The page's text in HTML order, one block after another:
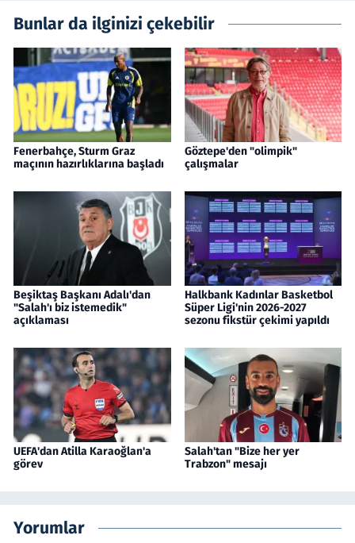
Bunlar da ilginizi çekebilir
Fenerbahçe, Sturm Graz
maçının hazırlıklarına başladı
Göztepe'den "olimpik"
çalışmalar
Beşiktaş Başkanı Adalı'dan
"Salah'ı biz istemedik"
açıklaması
Halkbank Kadınlar Basketbol
Süper Ligi'nin 2026-2027
sezonu fikstür çekimi yapıldı
UEFA'dan Atilla Karaoğlan'a
görev
Salah'tan "Bize her yer
Trabzon" mesajı
Yorumlar